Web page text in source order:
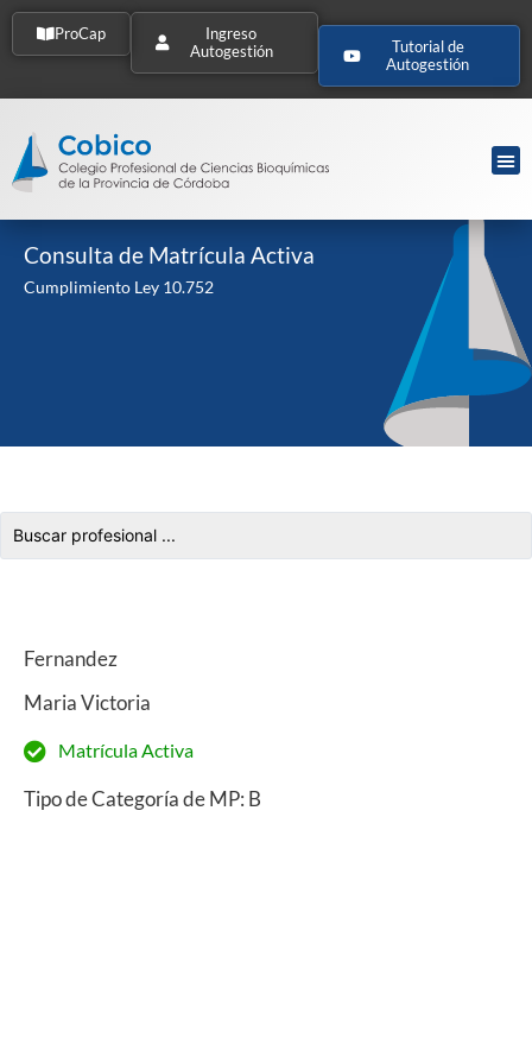
ProCap
Ingreso
Autogestión
Tutorial de
Autogestión
Consulta de Matrícula Activa
Cumplimiento Ley 10.752
Fernandez
Maria Victoria
Matrícula Activa
Tipo de Categoría de MP: B